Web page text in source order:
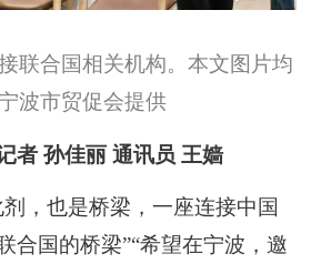
联合国相关机构。本文图片均
波市贸促会提供
孙佳丽 通讯员 王嫱
也是桥梁，一座连接中国
合国的桥梁”“希望在宁波，邀